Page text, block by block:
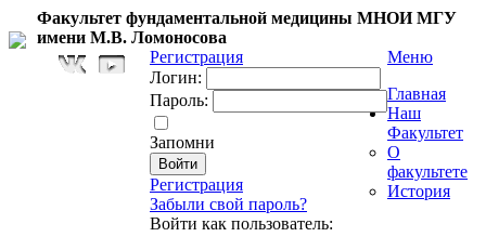
Факультет фундаментальной медицины МНОИ МГУ
имени М.В. Ломоносова
Регистрация
Логин:
Пароль:
Запомни
Регистрация
Забыли свой пароль?
Войти как пользователь:
Меню
Главная
Наш
Факультет
О
факультете
История